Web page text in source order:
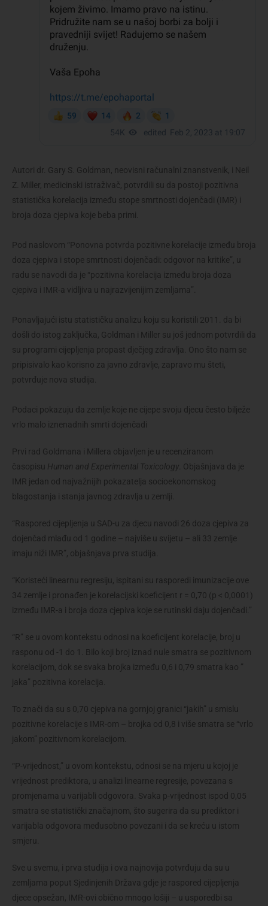
Autori dr. Gary S. Goldman, neovisni računalni znanstvenik, i Neil
Z. Miller, medicinski istraživač, potvrdili su da postoji pozitivna
statistička korelacija između stope smrtnosti dojenčadi (IMR) i
broja doza cjepiva koje beba primi.
Pod naslovom “Ponovna potvrda pozitivne korelacije između broja
doza cjepiva i stope smrtnosti dojenčadi: odgovor na kritike”, u
radu se navodi da je “pozitivna korelacija između broja doza
cjepiva i IMR-a vidljiva u najrazvijenijim zemljama”.
Ponavljajući istu statističku analizu koju su koristili 2011. da bi
došli do istog zaključka, Goldman i Miller su još jednom potvrdili da
su programi cijepljenja propast dječjeg zdravlja. Ono što nam se
pripisivalo kao korisno za javno zdravlje, zapravo mu šteti,
potvrđuje nova studija.
Podaci pokazuju da zemlje koje ne cijepe svoju djecu često bilježe
vrlo malo iznenadnih smrti dojenčadi
Prvi rad Goldmana i Millera objavljen je u recenziranom
časopisu Human and Experimental Toxicology . Objašnjava da je
IMR jedan od najvažnijih pokazatelja socioekonomskog
blagostanja i stanja javnog zdravlja u zemlji.
“Raspored cijepljenja u SAD-u za djecu navodi 26 doza cjepiva za
dojenčad mlađu od 1 godine – najviše u svijetu – ali 33 zemlje
imaju niži IMR”, objašnjava prva studija.
“Koristeći linearnu regresiju, ispitani su rasporedi imunizacije ove
34 zemlje i pronađen je korelacijski koeficijent r = 0,70 (p < 0,0001)
između IMR-a i broja doza cjepiva koje se rutinski daju dojenčadi.”
“R” se u ovom kontekstu odnosi na koeficijent korelacije, broj u
rasponu od -1 do 1. Bilo koji broj iznad nule smatra se pozitivnom
korelacijom, dok se svaka brojka između 0,6 i 0,79 smatra kao ”
jaka” pozitivna korelacija.
To znači da su s 0,70 cjepiva na gornjoj granici “jakih” u smislu
pozitivne korelacije s IMR-om – brojka od 0,8 i više smatra se “vrlo
jakom” pozitivnom korelacijom.
“P-vrijednost,” u ovom kontekstu, odnosi se na mjeru u kojoj je
vrijednost prediktora, u analizi linearne regresije, povezana s
promjenama u varijabli odgovora. Svaka p-vrijednost ispod 0,05
smatra se statistički značajnom, što sugerira da su prediktor i
varijabla odgovora međusobno povezani i da se kreću u istom
smjeru.
Sve u svemu, i prva studija i ova najnovija potvrđuju da su u
zemljama poput Sjedinjenih Država gdje je raspored cijepljenja
djece opsežan, IMR-ovi obično mnogo lošiji – u usporedbi sa